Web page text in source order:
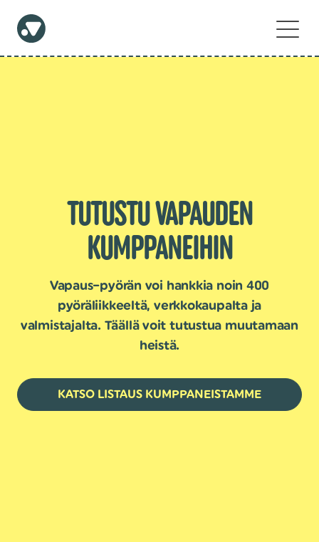
TUTUSTU VAPAUDEN
KUMPPANEIHIN
Vapaus–pyörän voi hankkia noin 400
pyöräliikkeeltä, verkkokaupalta ja
valmistajalta. Täällä voit tutustua muutamaan
heistä.
KATSO LISTAUS KUMPPANEISTAMME